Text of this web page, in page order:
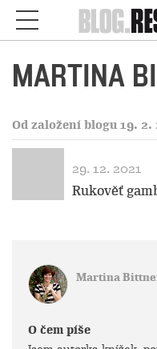
MARTINA
Od založení blogu 19. 2.
29. 12. 2021
Rukověť
Martina
O čem píše